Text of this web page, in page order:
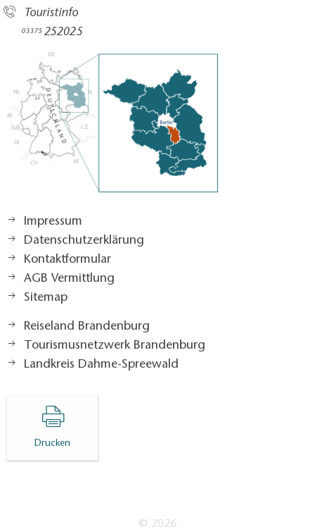
Touristinfo
03375252025​
Impressum
Datenschutzerklärung
Kontaktformular
AGB Vermittlung
Sitemap
Reiseland Brandenburg
Tourismusnetzwerk Brandenburg
Landkreis Dahme-Spreewald
Drucken
© 2026